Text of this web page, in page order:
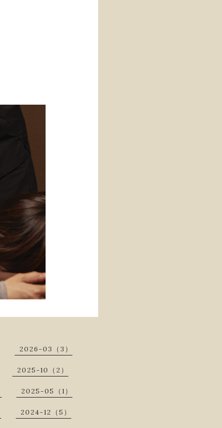
2026-03（3）
2025-10（2）
2025-05（1）
2024-12（5）